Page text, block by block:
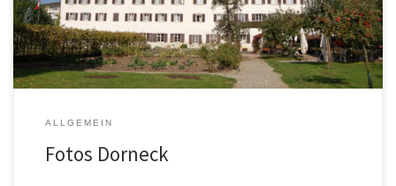
ALLGEMEIN
Fotos Dorneck